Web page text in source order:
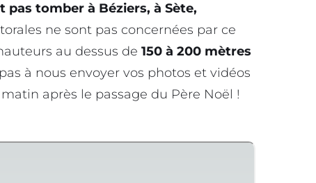
pas tomber à Béziers, à Sète,
ne sont pas concernées par ce
au dessus de 150 à 200 mètres
à nous envoyer vos photos et vidéos
après le passage du Père Noël !